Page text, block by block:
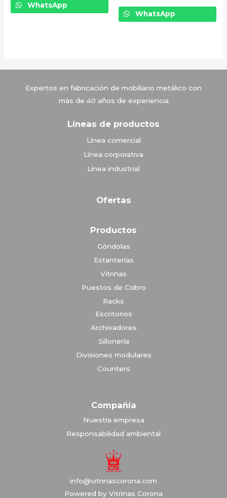
WhatsApp
WhatsApp
Expertos en fabricación de mobiliario metálico con
más de 40 años de experiencia
Líneas de productos
Línea comercial
Línea corporativa
Línea industrial
Ofertas
Productos
Góndolas
Estanterías
Vitrinas
Puestos de Cobro
Racks
Escritorios
Archivadores
Sillonería
Divisiones modulares
Counters
Compañía
Nuestra empresa
Responsabilidad ambiental
info@vitrinascorona.com
Powered by Vitrinas Corona